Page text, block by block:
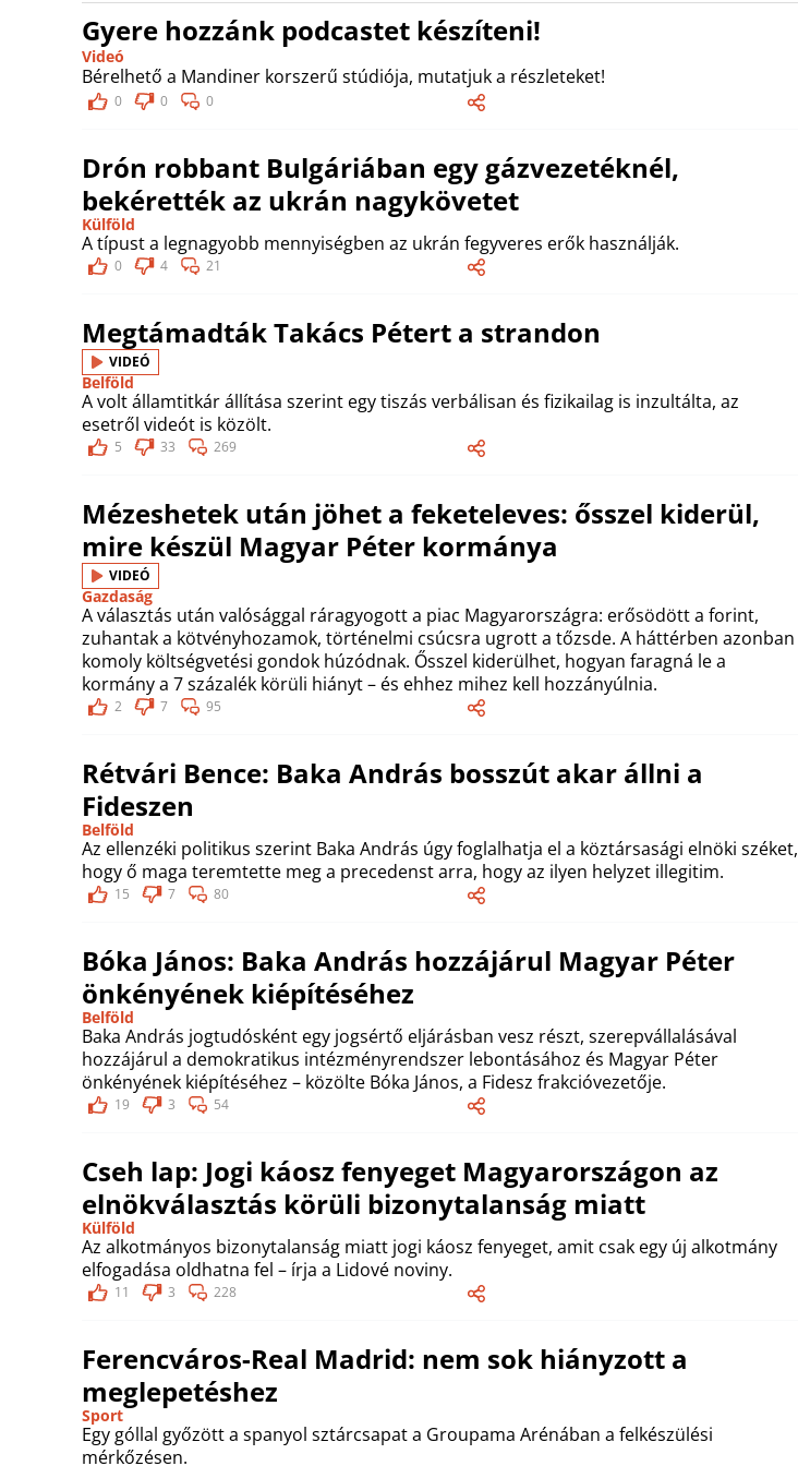
Gyere hozzánk podcastet készíteni!
Videó
Bérelhető a Mandiner korszerű stúdiója, mutatjuk a részleteket!
0 0 0
Drón robbant Bulgáriában egy gázvezetéknél,
bekérették az ukrán nagykövetet
Külföld
A típust a legnagyobb mennyiségben az ukrán fegyveres erők használják.
0 4 21
Megtámadták Takács Pétert a strandon
VIDEÓ
Belföld
A volt államtitkár állítása szerint egy tiszás verbálisan és fizikailag is inzultálta, az
esetről videót is közölt.
5 33 269
Mézeshetek után jöhet a feketeleves: ősszel kiderül,
mire készül Magyar Péter kormánya
VIDEÓ
Gazdaság
A választás után valósággal ráragyogott a piac Magyarországra: erősödött a forint,
zuhantak a kötvényhozamok, történelmi csúcsra ugrott a tőzsde. A háttérben azonban
komoly költségvetési gondok húzódnak. Ősszel kiderülhet, hogyan faragná le a
kormány a 7 százalék körüli hiányt – és ehhez mihez kell hozzányúlnia.
2 7 95
Rétvári Bence: Baka András bosszút akar állni a
Fideszen
Belföld
Az ellenzéki politikus szerint Baka András úgy foglalhatja el a köztársasági elnöki széket,
hogy ő maga teremtette meg a precedenst arra, hogy az ilyen helyzet illegitim.
15 7 80
Bóka János: Baka András hozzájárul Magyar Péter
önkényének kiépítéséhez
Belföld
Baka András jogtudósként egy jogsértő eljárásban vesz részt, szerepvállalásával
hozzájárul a demokratikus intézményrendszer lebontásához és Magyar Péter
önkényének kiépítéséhez – közölte Bóka János, a Fidesz frakcióvezetője.
19 3 54
Cseh lap: Jogi káosz fenyeget Magyarországon az
elnökválasztás körüli bizonytalanság miatt
Külföld
Az alkotmányos bizonytalanság miatt jogi káosz fenyeget, amit csak egy új alkotmány
elfogadása oldhatna fel – írja a Lidové noviny.
11 3 228
Ferencváros-Real Madrid: nem sok hiányzott a
meglepetéshez
Sport
Egy góllal győzött a spanyol sztárcsapat a Groupama Arénában a felkészülési
mérkőzésen.